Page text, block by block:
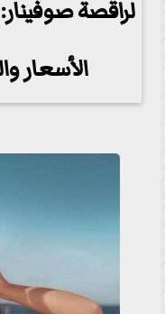
لراقصة
الأسعار